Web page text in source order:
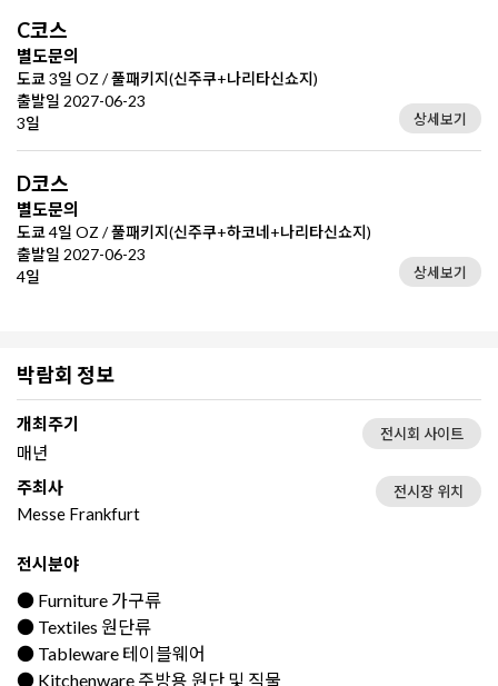
C코스
별도문의
도쿄 3일 OZ / 풀패키지(신주쿠+나리타신쇼지)
출발일 2027-06-23
3일
상세보기
D코스
별도문의
도쿄 4일 OZ / 풀패키지(신주쿠+하코네+나리타신쇼지)
출발일 2027-06-23
4일
상세보기
박람회 정보
개최주기
매년
전시회 사이트
주최사
Messe Frankfurt
전시장 위치
전시분야
● Furniture 가구류
● Textiles 원단류
● Tableware 테이블웨어
● Kitchenware 주방용 원단 및 직물